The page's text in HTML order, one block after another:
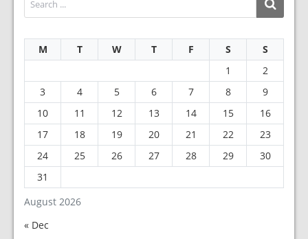
August 2026
M T W T F S
S
1
2
3
4 5 6 7 8
9
10
11 12 13 14 15
16
17
18 19 20 21 22
23
24
25 26 27 28 29
30
31
« Dec